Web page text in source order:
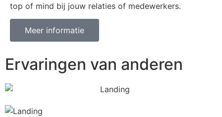
top of mind bij jouw relaties of medewerkers.
Meer informatie
Ervaringen van anderen